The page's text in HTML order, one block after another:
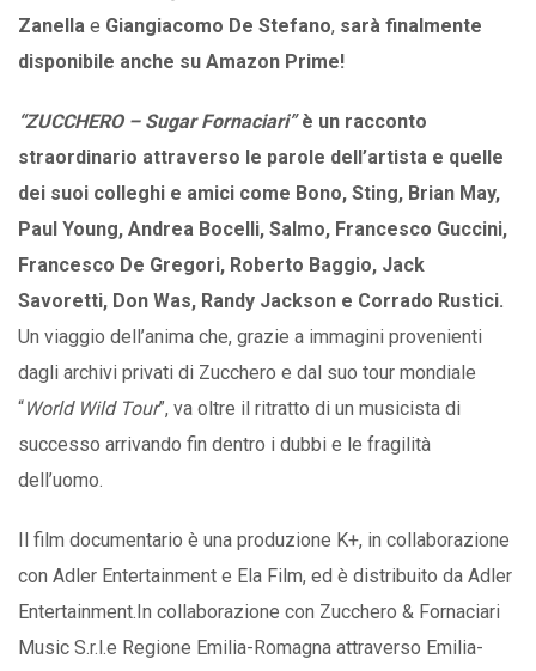
Zanella e Giangiacomo De Stefano, sarà finalmente
disponibile anche su Amazon Prime!
“ZUCCHERO – Sugar Fornaciari”è un racconto
straordinario attraverso le parole dell’artista e quelle
dei suoi colleghi e amici come Bono, Sting, Brian May,
Paul Young, Andrea Bocelli, Salmo, Francesco Guccini,
Francesco De Gregori, Roberto Baggio, Jack
Savoretti, Don Was, Randy Jackson e Corrado Rustici.
Un viaggio dell’anima che, grazie a immagini provenienti
dagli archivi privati di Zucchero e dal suo tour mondiale
“World Wild Tour”, va oltre il ritratto di un musicista di
successo arrivando fin dentro i dubbi e le fragilità
dell’uomo.
Il film documentario è una produzione K+, in collaborazione
con Adler Entertainment e Ela Film, ed è distribuito da Adler
Entertainment.In collaborazione con Zucchero & Fornaciari
Music S.r.l.e Regione Emilia-Romagna attraverso Emilia-